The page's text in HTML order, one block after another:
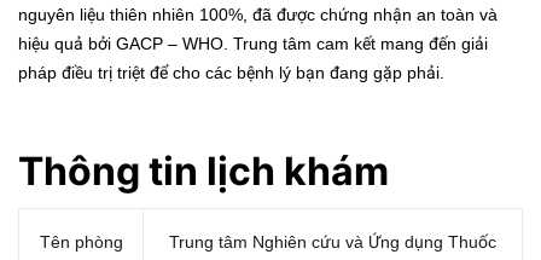
nguyên liệu thiên nhiên 100%, đã được chứng nhận an toàn và
hiệu quả bởi GACP – WHO. Trung tâm cam kết mang đến giải
pháp điều trị triệt để cho các bệnh lý bạn đang gặp phải.
Thông tin lịch khám
Tên phòng
Trung tâm Nghiên cứu và Ứng dụng Thuốc